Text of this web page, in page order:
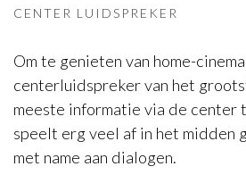
CENTER LUIDSPREKER
Om te genieten van home-
centerluidspreker van het
meeste informatie via de center
speelt erg veel af in het midden
met name aan dialogen.